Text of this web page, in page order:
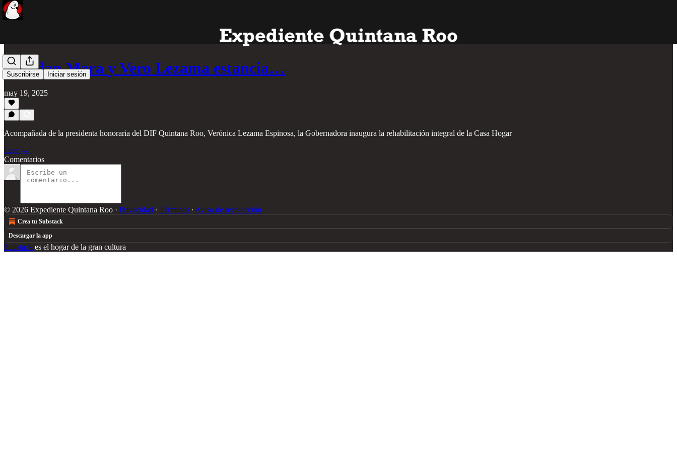
Suscribirse Iniciar sesión
Brindan Mara y Vero Lezama estancia…
may 19, 2025
Acompañada de la presidenta honoraria del DIF Quintana Roo, Verónica Lezama Espinosa, la Gobernadora inaugura la rehabilitación integral de la Casa Hogar
Leer →
Comentarios
© 2026 Expediente Quintana Roo · Privacidad ∙ Términos ∙ Aviso de recolección
Crea tu Substack
Descargar la app
Substack es el hogar de la gran cultura